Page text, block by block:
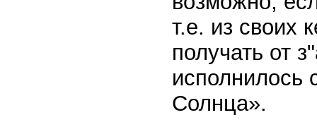
т.е. из своих
получать от
исполнилось
Солнца».